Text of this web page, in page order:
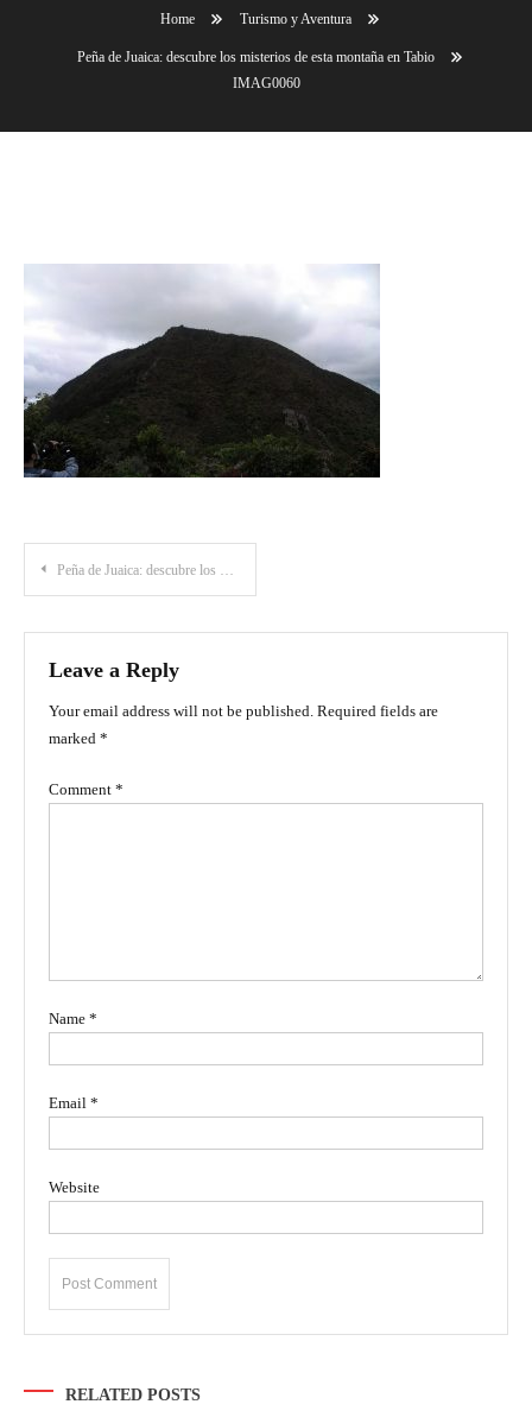
Home Turismo y Aventura
Peña de Juaica: descubre los misterios de esta montaña en Tabio
IMAG0060
Post
navigation
Peña de Juaica: descubre los misterios de esta montaña en Tabio
Leave a Reply
Your email address will not be published. Required fields are
marked *
Comment *
Name *
Email *
Website
RELATED POSTS